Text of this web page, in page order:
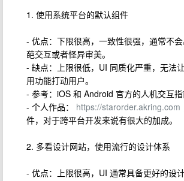
1. 使用系统平台的默认组件
- 优点：下限很高，一致性很强，通常不
葩交互或者怪异审美。
- 缺点：上限很低，UI 同质化严重，无法
用功能打动用户。
- 参考：iOS 和 Android 官方的人机交互指
- 个人作品： https://starorder.akring.com
件，对于跨平台开发来说有很大的加成。
2. 多看设计网站，使用流行的设计体系
- 优点：上限很高，UI 通常具备更好的设